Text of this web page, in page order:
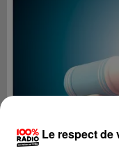
Le respect de